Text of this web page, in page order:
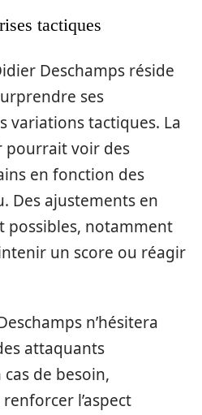
tactiques
Deschamps réside
ses
variations tactiques. La
pourrait voir des
en fonction des
Des ajustements en
possibles, notamment
un score ou réagir
n’hésitera
attaquants
de besoin,
l’aspect